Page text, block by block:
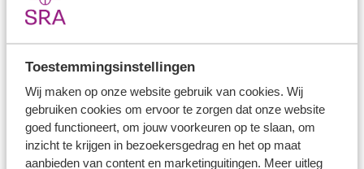
Toestemmingsinstellingen
Wij maken op onze website gebruik van cookies. Wij
gebruiken cookies om ervoor te zorgen dat onze website
goed functioneert, om jouw voorkeuren op te slaan, om
inzicht te krijgen in bezoekersgedrag en het op maat
aanbieden van content en marketinguitingen. Meer uitleg
hoogleraar Corporate Compliance and
Anti-Money Laundering aan de
Radboud Universiteit.